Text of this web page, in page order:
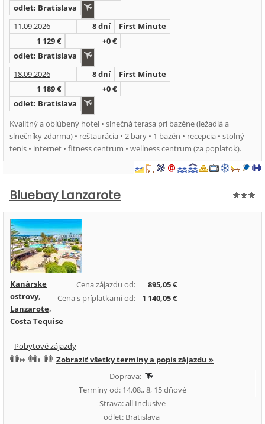
odlet: Bratislava
11.09.2026
8 dní
First Minute
1 129 €
+0 €
odlet: Bratislava
18.09.2026
8 dní
First Minute
1 189 €
+0 €
odlet: Bratislava
Kvalitný a obľúbený hotel • slnečná terasa pri bazéne (ležadlá a
slnečníky zdarma) • reštaurácia • 2 bary • 1 bazén • recepcia • stolný
tenis • internet • fitness centrum • wellness centrum (za poplatok).
Bluebay Lanzarote
Cena zájazdu od:
895,05 €
Cena s príplatkami od:
1 140,05 €
Kanárske
ostrovy,
Lanzarote,
Costa Tequise
- Pobytové zájazdy
Zobraziť všetky termíny a popis zájazdu »
Doprava:
Termíny od: 14.08., 8, 15 dňové
Strava: all Inclusive
odlet: Bratislava